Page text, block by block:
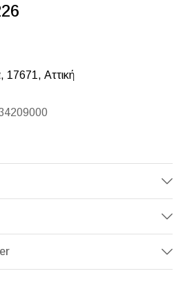
17671, Αττική